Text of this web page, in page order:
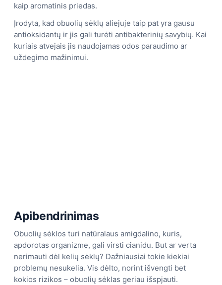
kaip aromatinis priedas.
Įrodyta, kad obuolių sėklų aliejuje taip pat yra gausu
antioksidantų ir jis gali turėti antibakterinių savybių. Kai
kuriais atvejais jis naudojamas odos paraudimo ar
uždegimo mažinimui.
Apibendrinimas
Obuolių sėklos turi natūralaus amigdalino, kuris,
apdorotas organizme, gali virsti cianidu. But ar verta
nerimauti dėl kelių sėklų? Dažniausiai tokie kiekiai
problemų nesukelia. Vis dėlto, norint išvengti bet
kokios rizikos – obuolių sėklas geriau išspjauti.